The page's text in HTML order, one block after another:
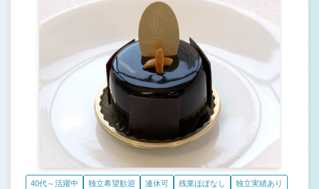
40代～活躍中 独立希望歓迎 連休可 残業ほぼなし 独立実績あり